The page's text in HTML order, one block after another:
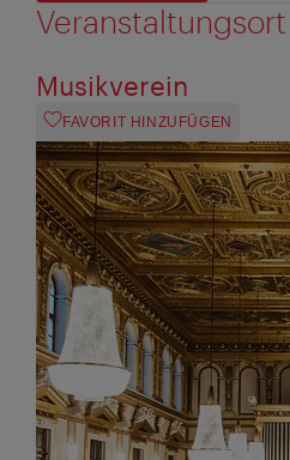
Veranstaltungsort
Musikverein
FAVORIT HINZUFÜGEN